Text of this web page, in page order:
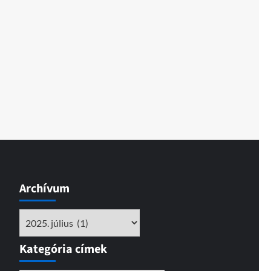
Archívum
Kategória címek